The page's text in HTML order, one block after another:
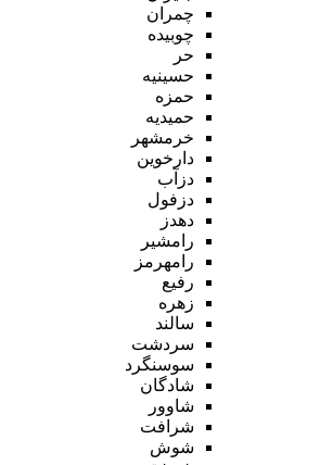
چمران
چوبیده
حر
حسینیه
حمزه
حمیدیه
خرمشهر
دارخوین
دزآب
دزفول
دهدز
رامشیر
رامهرمز
رفیع
زهره
سالند
سردشت
سوسنگرد
شادگان
شاوور
شرافت
شوش